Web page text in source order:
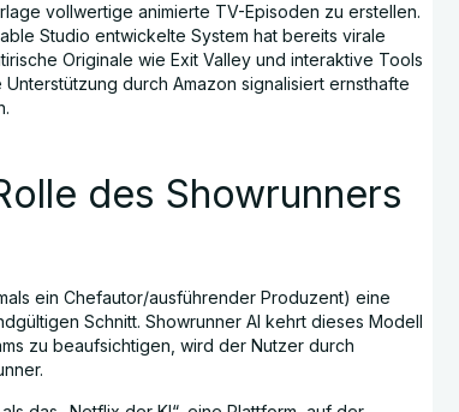
vollwertige animierte TV-Episoden zu erstellen.
Studio entwickelte System hat bereits virale
Originale wie Exit Valley und interaktive Tools
durch Amazon signalisiert ernsthafte
des Showrunners
ein Chefautor/ausführender Produzent) eine
Schnitt. Showrunner AI kehrt dieses Modell
zu beaufsichtigen, wird der Nutzer durch